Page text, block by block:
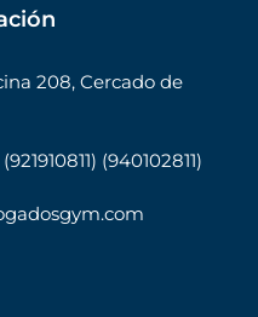
208, Cercado de
(940102811)